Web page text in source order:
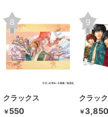
クラックス
￥ 550
クラッ
￥3,850